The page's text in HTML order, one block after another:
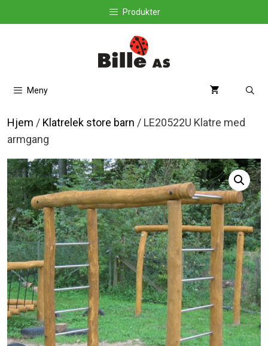
til
Produkter
Meny
Hjem / Klatrelek store barn / LE20522U Klatre med
armgang